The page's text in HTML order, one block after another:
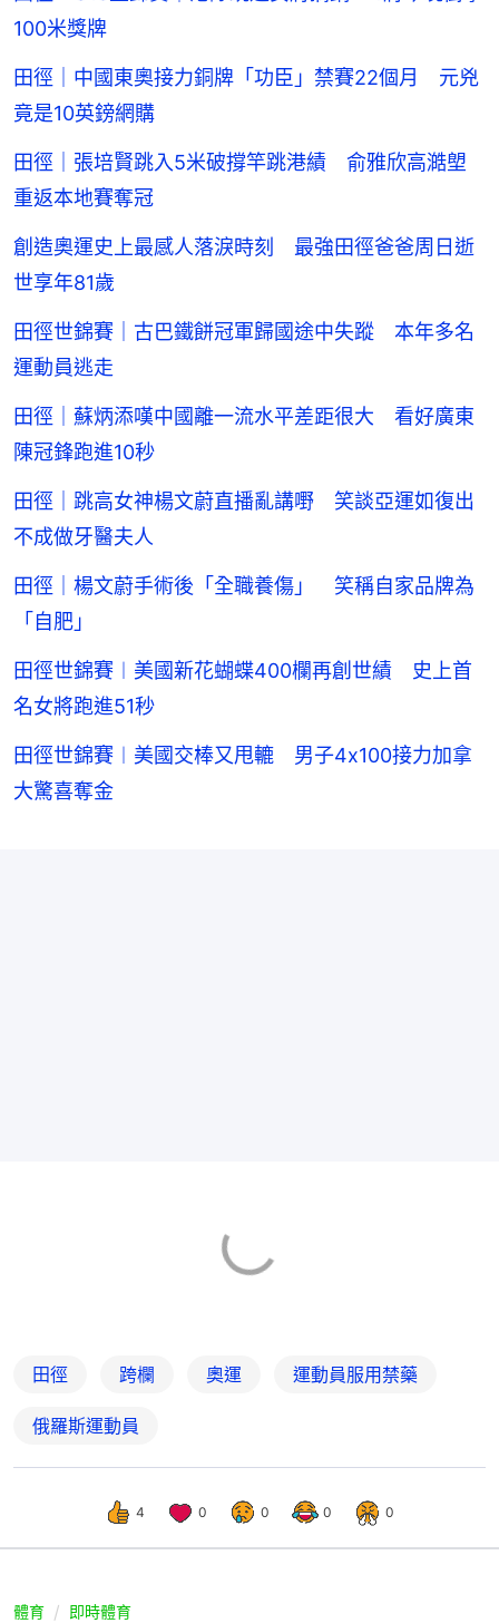
100米獎牌
田徑｜中國東奧接力銅牌「功臣」禁賽22個月 元兇
竟是10英鎊網購
田徑｜張培賢跳入5米破撐竿跳港績 俞雅欣高澔塱
重返本地賽奪冠
創造奧運史上最感人落淚時刻 最強田徑爸爸周日逝
世享年81歲
田徑世錦賽｜古巴鐵餅冠軍歸國途中失蹤 本年多名
運動員逃走
田徑｜蘇炳添嘆中國離一流水平差距很大 看好廣東
陳冠鋒跑進10秒
田徑｜跳高女神楊文蔚直播亂講嘢 笑談亞運如復出
不成做牙醫夫人
田徑｜楊文蔚手術後「全職養傷」 笑稱自家品牌為
「自肥」
田徑世錦賽︱美國新花蝴蝶400欄再創世績 史上首
名女將跑進51秒
田徑世錦賽︱美國交棒又甩轆 男子4x100接力加拿
大驚喜奪金
田徑 跨欄 奧運 運動員服用禁藥
俄羅斯運動員
4 0 0 0 0
體育 即時體育